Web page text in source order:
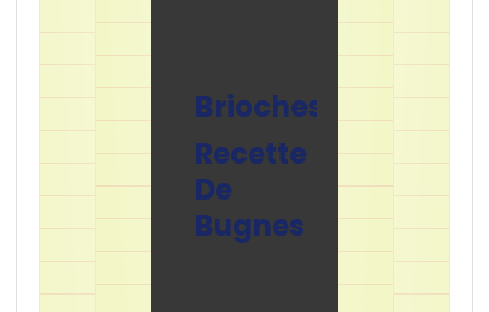
Brioches
Recette
De
Bugnes